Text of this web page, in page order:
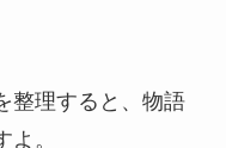
整理すると、物語
。